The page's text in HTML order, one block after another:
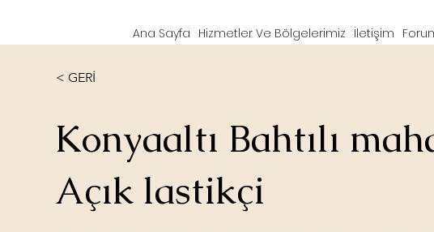
Ana Sayfa Hizmetler Ve Bölgelerimiz İletişim
< GERİ
Konyaaltı Bahtılı
Açık lastikçi